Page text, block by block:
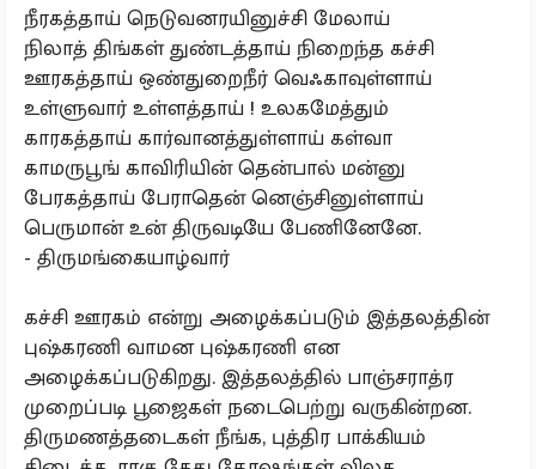
நீரகத்தாய் நெடுவனரயினுச்சி மேலாய்
நிலாத் திங்கள் துண்டத்தாய் நிறைந்த கச்சி
ஊரகத்தாய் ஒண்துறைநீர் வெஃகாவுள்ளாய்
உள்ளுவார் உள்ளத்தாய் ! உலகமேத்தும்
காரகத்தாய் கார்வானத்துள்ளாய் கள்வா
காமருபூங் காவிரியின் தென்பால் மன்னு
பேரகத்தாய் பேராதென் னெஞ்சினுள்ளாய்
பெருமான் உன் திருவடியே பேணினேனே.
- திருமங்கையாழ்வார்
கச்சி ஊரகம் என்று அழைக்கப்படும் இத்தலத்தின்
புஷ்கரணி வாமன புஷ்கரணி என
அழைக்கப்படுகிறது. இத்தலத்தில் பாஞ்சராத்ர
முறைப்படி பூஜைகள் நடைபெற்று வருகின்றன.
திருமணத்தடைகள் நீங்க, புத்திர பாக்கியம்